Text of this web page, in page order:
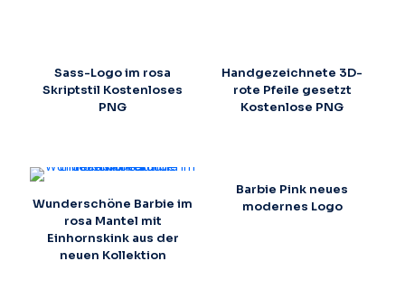
Sass-Logo im rosa
Skriptstil Kostenloses
PNG
Handgezeichnete 3D-
rote Pfeile gesetzt
Kostenlose PNG
Wunderschöne Barbie im
rosa Mantel mit
Einhornskink aus der
neuen Kollektion
Barbie Pink neues
modernes Logo